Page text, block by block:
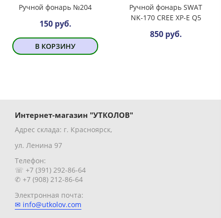
Ручной фонарь №204
150 руб.
В КОРЗИНУ
Ручной фонарь SWAT
NK-170 CREE XP-E Q5
850 руб.
Интернет-магазин "УТКОЛОВ"
Адрес склада: г. Красноярск,
ул. Ленина 97
Телефон:
☏ +7 (391) 292-86-64
✆ +7 (908) 212-86-64
Электронная почта:
✉ info@utkolov.com